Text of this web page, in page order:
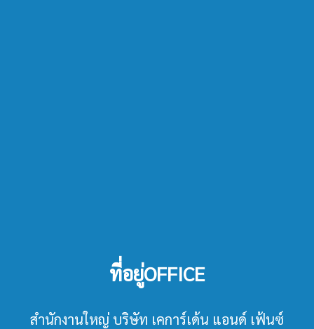
ที่อยู่OFFICE
สำนักงานใหญ่ บริษัท เคการ์เด้น แอนด์ เฟ้นซ์